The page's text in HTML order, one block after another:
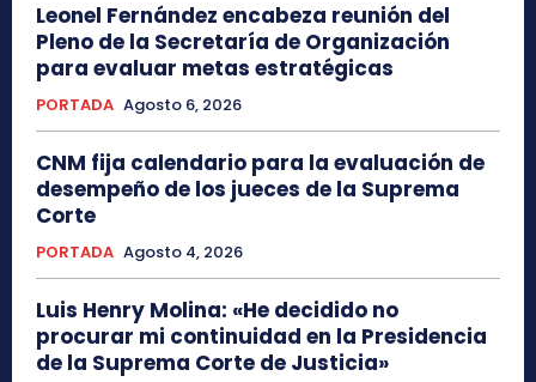
Leonel Fernández encabeza reunión del
Pleno de la Secretaría de Organización
para evaluar metas estratégicas
PORTADA Agosto 6, 2026
CNM fija calendario para la evaluación de
desempeño de los jueces de la Suprema
Corte
PORTADA Agosto 4, 2026
Luis Henry Molina: «He decidido no
procurar mi continuidad en la Presidencia
de la Suprema Corte de Justicia»